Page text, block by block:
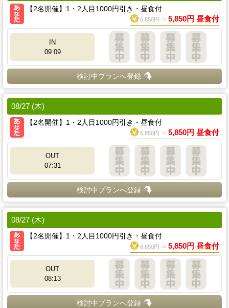
【2名開催】1・2人目1000円引き・昼食付
6,850円 ⇒ 5,850円 昼食付
IN
09:09
検討中プランへ登録
08/27 (木)
【2名開催】1・2人目1000円引き・昼食付
6,850円 ⇒ 5,850円 昼食付
OUT
07:31
検討中プランへ登録
08/27 (木)
【2名開催】1・2人目1000円引き・昼食付
6,850円 ⇒ 5,850円 昼食付
OUT
08:13
検討中プランへ登録